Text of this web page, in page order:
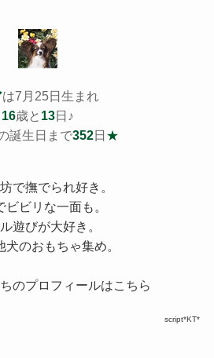
は7月25日生まれ
16歳と 13日♪
誕生日まで352日 ★
で撫でられ好き。
ビビリな一面も。
遊びが大好き。
犬のおもちゃ集め。
のプロフィールはこちら
script*KT*